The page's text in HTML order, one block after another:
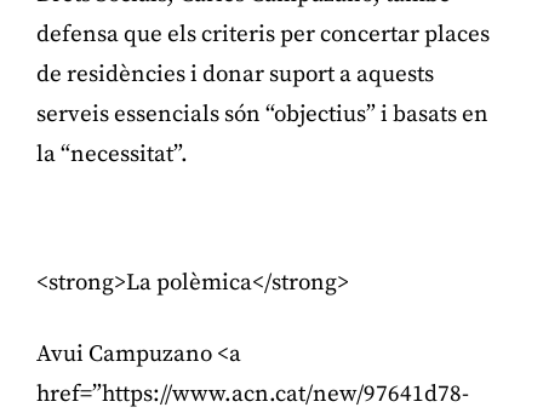
defensa que els criteris per concertar places
de residències i donar suport a aquests
serveis essencials són “objectius” i basats en
la “necessitat”.
<strong>La polèmica</strong>
Avui Campuzano <a
href=”https://www.acn.cat/new/97641d78-